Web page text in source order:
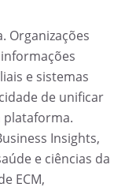
Organizações
e sistemas
de unificar
plataforma.
Insights,
e ciências da
ECM,